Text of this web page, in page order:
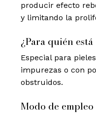
producir efecto
y limitando la
¿Para quién
Especial para
impurezas o con
obstruidos.
Modo de empleo